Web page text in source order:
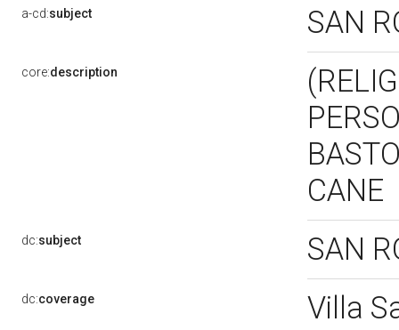
a-cd:subject SAN
core:description
CANE
dc:subject SAN
dc:coverage Villa